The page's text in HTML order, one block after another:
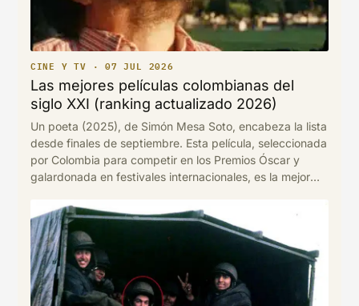
CINE Y TV · 07 JUL 2026
Las mejores películas colombianas del
siglo XXI (ranking actualizado 2026)
Un poeta (2025), de Simón Mesa Soto, encabeza la lista
desde finales de septiembre. Esta película, seleccionada
por Colombia para competir en los Premios Óscar y
galardonada en festivales internacionales, es la mejor
FilmAffinity.